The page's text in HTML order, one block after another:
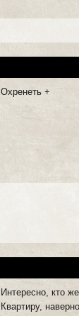
Охренеть +
Интересно, кто
Квартиру,